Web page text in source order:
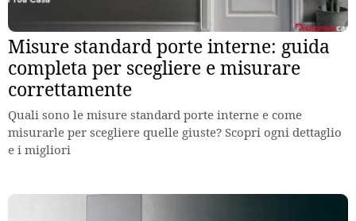
Misure standard porte interne: guida
completa per scegliere e misurare
correttamente
Quali sono le misure standard porte interne e come
misurarle per scegliere quelle giuste? Scopri ogni dettaglio
e i migliori